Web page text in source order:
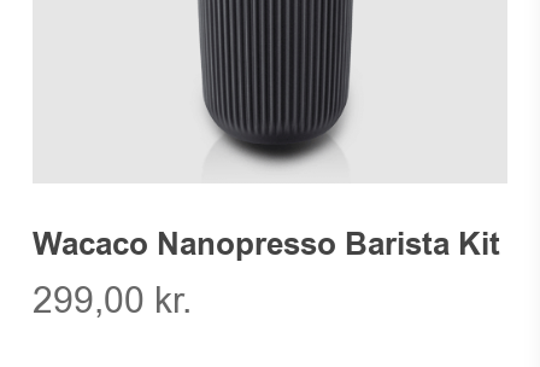
Wacaco Nanopresso Barista Kit
299,00 kr.